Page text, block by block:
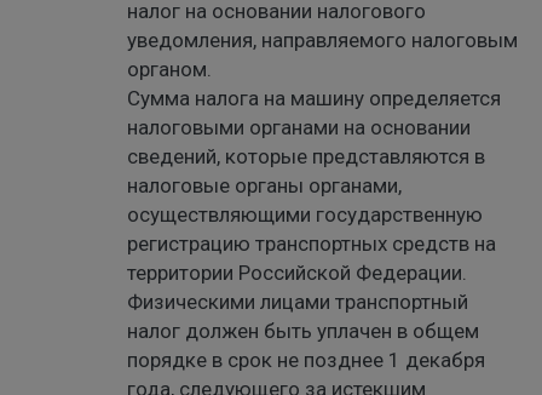
налог на основании налогового
уведомления, направляемого налоговым
органом.
Сумма налога на машину определяется
налоговыми органами на основании
сведений, которые представляются в
налоговые органы органами,
осуществляющими государственную
регистрацию транспортных средств на
территории Российской Федерации.
Физическими лицами транспортный
налог должен быть уплачен в общем
порядке в срок не позднее 1 декабря
года, следующего за истекшим